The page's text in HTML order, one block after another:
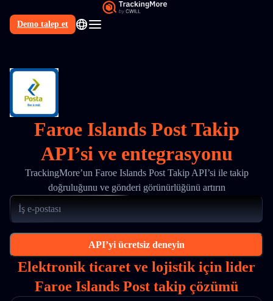
Demo talep et
Faroe Islands Post Takip
API’si ve entegrasyonu
TrackingMore’un Faroe Islands Post Takip API’si ile takip
doğruluğunu ve gönderi görünürlüğünü artırın
API’yi ücretsiz deneyin
Elektronik ticaret ve lojistik için lider
Faroe Islands Post takip çözümü